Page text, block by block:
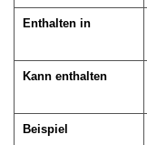
Enthalten in
Kann enthalten
Beispiel